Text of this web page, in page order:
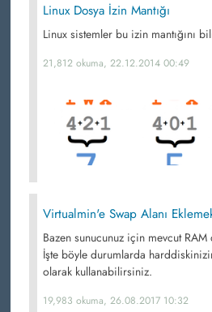
Linux Dosya İzin Mantığı
Linux sistemler bu izin mantığını
21,812 okuma, 22.12.2014 00:49
Virtualmin'e Swap Alanı
Bazen sunucunuz için mevcut
İşte böyle durumlarda
olarak kullanabilirsiniz.
19,983 okuma, 26.08.2017 10:32